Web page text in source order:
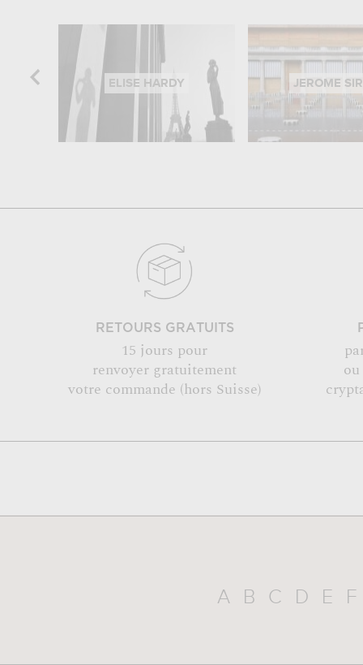
ELISE HARDY JEROME
RETOURS GRATUITS
15 jours pour
renvoyer gratuitement
votre commande (hors Suisse)
A B C D E F